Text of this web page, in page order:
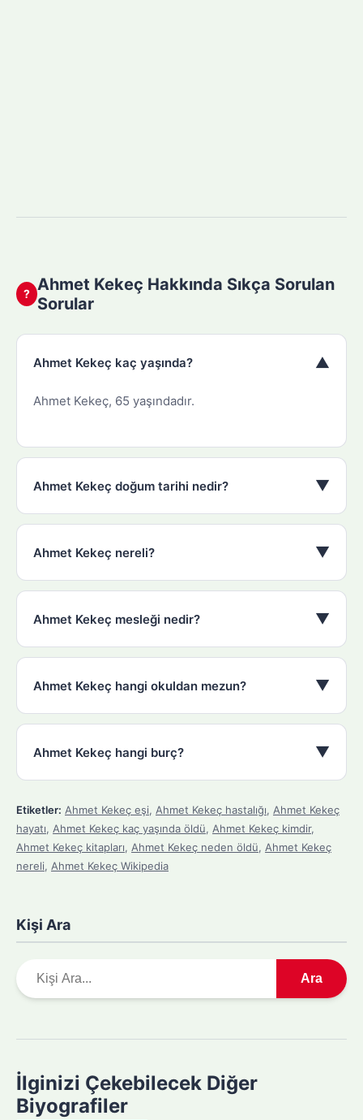
? Ahmet Kekeç Hakkında Sıkça Sorulan
Sorular
Ahmet Kekeç kaç yaşında? ▼
Ahmet Kekeç, 65 yaşındadır.
Ahmet Kekeç doğum tarihi nedir? ▼
Ahmet Kekeç nereli? ▼
Ahmet Kekeç mesleği nedir? ▼
Ahmet Kekeç hangi okuldan mezun? ▼
Ahmet Kekeç hangi burç? ▼
Etiketler: Ahmet Kekeç eşi, Ahmet Kekeç hastalığı, Ahmet Kekeç
hayatı, Ahmet Kekeç kaç yaşında öldü, Ahmet Kekeç kimdir,
Ahmet Kekeç kitapları, Ahmet Kekeç neden öldü, Ahmet Kekeç
nereli, Ahmet Kekeç Wikipedia
Kişi Ara
r
y
a
p
Ara
İlginizi Çekebilecek Diğer
Biyografiler